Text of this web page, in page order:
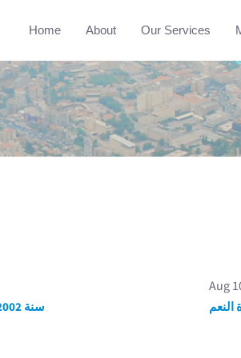
Home About Our Services
سنة 2002، المؤتمر المريمي
Aug